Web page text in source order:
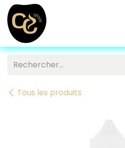
Se rendre au contenu
Tous les produits